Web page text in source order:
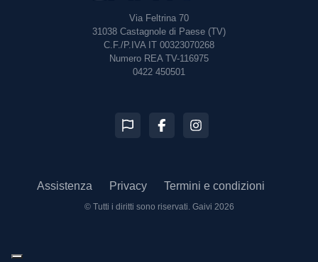
Via Feltrina 70
31038 Castagnole di Paese (TV)
C.F./P.IVA IT 00323070268
Numero REA TV-116975
0422 450501
Assistenza Privacy Termini e condizioni
© Tutti i diritti sono riservati. Gaivi 2026